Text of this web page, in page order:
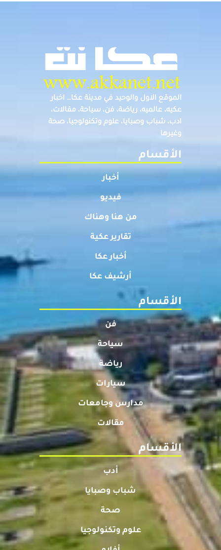
الموقع الاول والوحيد في مدينة عكا… اخبار
عكيه، عالميه، رياضة، فن، سياحة، مقالات،
ادب، شباب وصبايا، علوم وتكنولوجيا، صحة
وغيرها
الأقسام
أخبار
فيديو
من هنا وهناك
تقارير عكية
أخبار عكا
أرشيف عكا
الأقسام
فن
سياحة
رياضة
سيارات
مدارس وجامعات
مقالات
الأقسام
أدب
شباب وصبايا
صحة
علوم وتكنولوجيا